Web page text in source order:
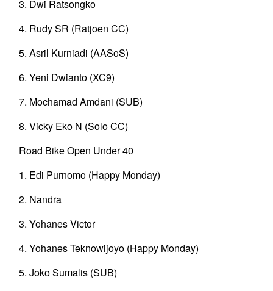
3. Dwi Ratsongko
4. Rudy SR (Ratjoen CC)
5. Asril Kurniadi (AASoS)
6. Yeni Dwianto (XC9)
7. Mochamad Amdani (SUB)
8. Vicky Eko N (Solo CC)
Road Bike Open Under 40
1. Edi Purnomo (Happy Monday)
2. Nandra
3. Yohanes Victor
4. Yohanes Teknowijoyo (Happy Monday)
5. Joko Sumalis (SUB)